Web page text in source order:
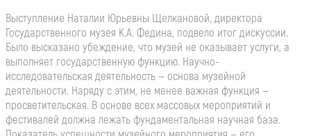
Выступление Наталии Юрьевны Щелкановой, директора
Государственного музея К.А. Федина, подвело итог дискуссии.
Было высказано убеждение, что музей не оказывает услуги, а
выполняет государственную функцию. Научно-
исследовательская деятельность — основа музейной
деятельности. Наряду с этим, не менее важная функция —
просветительская. В основе всех массовых мероприятий и
фестивалей должна лежать фундаментальная научная база.